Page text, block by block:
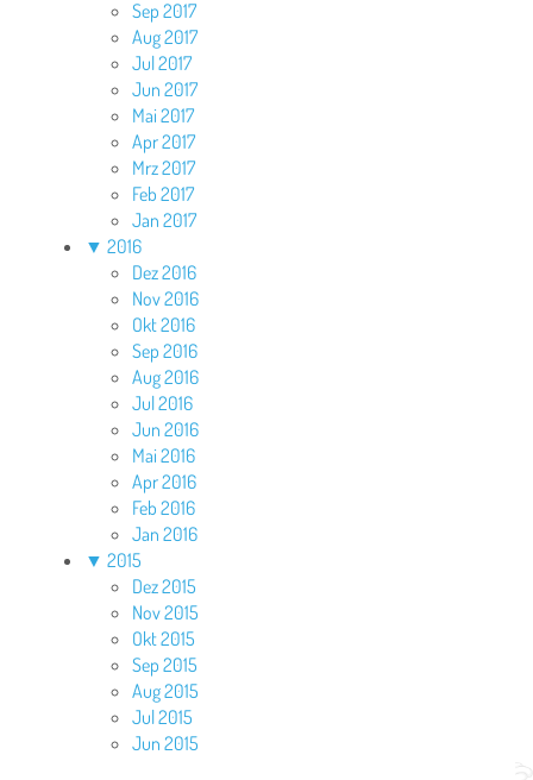
Sep 2017
Aug 2017
Jul 2017
Jun 2017
Mai 2017
Apr 2017
Mrz 2017
Feb 2017
Jan 2017
▼ 2016
Dez 2016
Nov 2016
Okt 2016
Sep 2016
Aug 2016
Jul 2016
Jun 2016
Mai 2016
Apr 2016
Feb 2016
Jan 2016
▼ 2015
Dez 2015
Nov 2015
Okt 2015
Sep 2015
Aug 2015
Jul 2015
Jun 2015